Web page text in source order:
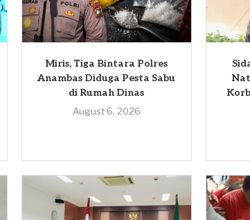
Miris, Tiga Bintara Polres
Anambas Diduga Pesta Sabu
di Rumah Dinas
August 6, 2026